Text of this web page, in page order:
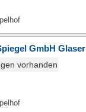
GmbH Glaser
vorhanden